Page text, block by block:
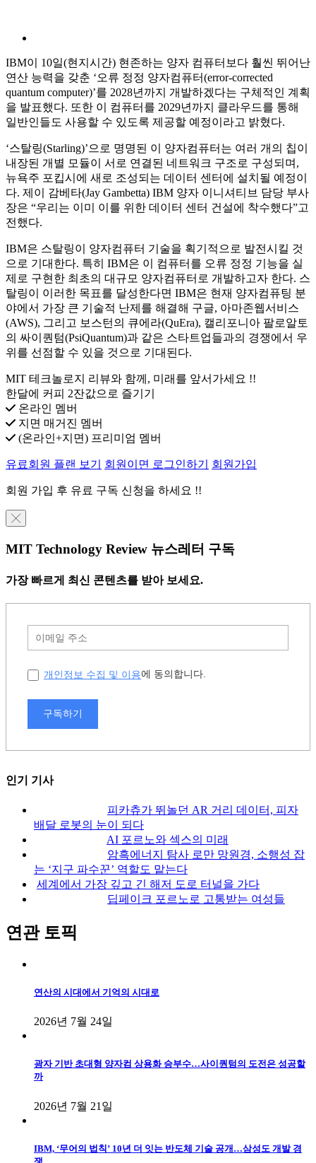
IBM이 10일(현지시간) 현존하는 양자 컴퓨터보다 훨씬 뛰어난
연산 능력을 갖춘 ‘오류 정정 양자컴퓨터(error-corrected
quantum computer)’를 2028년까지 개발하겠다는 구체적인 계획
을 발표했다. 또한 이 컴퓨터를 2029년까지 클라우드를 통해
일반인들도 사용할 수 있도록 제공할 예정이라고 밝혔다.
‘스탈링(Starling)’으로 명명된 이 양자컴퓨터는 여러 개의 칩이
내장된 개별 모듈이 서로 연결된 네트워크 구조로 구성되며,
뉴욕주 포킵시에 새로 조성되는 데이터 센터에 설치될 예정이
다. 제이 감베타(Jay Gambetta) IBM 양자 이니셔티브 담당 부사
장은 “우리는 이미 이를 위한 데이터 센터 건설에 착수했다”고
전했다.
IBM은 스탈링이 양자컴퓨터 기술을 획기적으로 발전시킬 것
으로 기대한다. 특히 IBM은 이 컴퓨터를 오류 정정 기능을 실
제로 구현한 최초의 대규모 양자컴퓨터로 개발하고자 한다. 스
탈링이 이러한 목표를 달성한다면 IBM은 현재 양자컴퓨팅 분
야에서 가장 큰 기술적 난제를 해결해 구글, 아마존웹서비스
(AWS), 그리고 보스턴의 큐에라(QuEra), 캘리포니아 팔로알토
의 싸이퀀텀(PsiQuantum)과 같은 스타트업들과의 경쟁에서 우
위를 선점할 수 있을 것으로 기대된다.
MIT 테크놀로지 리뷰와 함께, 미래를 앞서가세요 !!
한달에 커피 2잔값으로 즐기기
온라인 멤버
지면 매거진 멤버
(온라인+지면) 프리미엄 멤버
유료회원 플랜 보기 회원이면 로그인하기 회원가입
회원 가입 후 유료 구독 신청을 하세요 !!
╳
MIT Technology Review 뉴스레터 구독
가장 빠르게 최신 콘텐츠를 받아 보세요.
개인정보 수집 및 이용에 동의합니다.
구독하기
인기 기사
피카츄가 뛰놀던 AR 거리 데이터, 피자
배달 로봇의 눈이 되다
AI 포르노와 섹스의 미래
암흑에너지 탐사 로만 망원경, 소행성 잡
는 ‘지구 파수꾼’ 역할도 맡는다
세계에서 가장 깊고 긴 해저 도로 터널을 가다
딥페이크 포르노로 고통받는 여성들
연관 토픽
연산의 시대에서 기억의 시대로
2026년 7월 24일
광자 기반 초대형 양자컴 상용화 승부수…사이퀀텀의 도전은 성공할
까
2026년 7월 21일
IBM, ‘무어의 법칙’ 10년 더 잇는 반도체 기술 공개…삼성도 개발 경